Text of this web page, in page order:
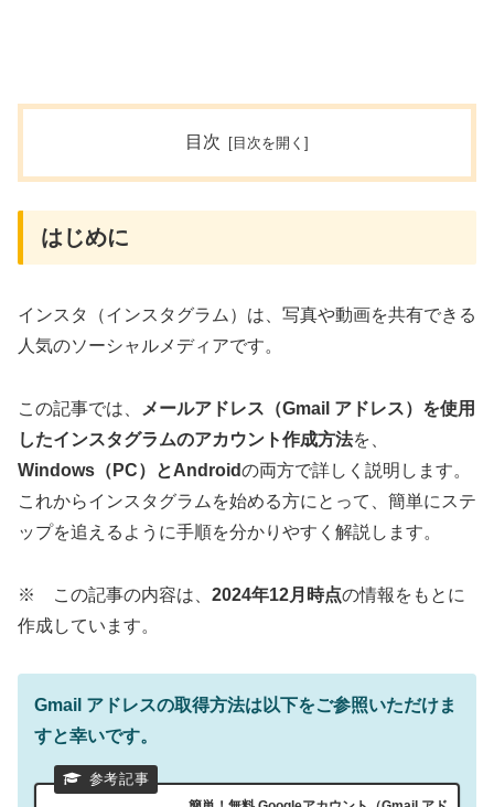
目次
はじめに
インスタ（インスタグラム）は、写真や動画を共有できる
人気のソーシャルメディアです。
この記事では、
メールアドレス（Gmail アドレス）を使用
したインスタグラムのアカウント作成方法を、
Windows（PC）
とAndroidの両方で詳しく説明します。
これからインスタグラムを始める方にとって、簡単にステ
ップを追えるように手順を分かりやすく解説します。
※ この記事の内容は、 2024年12月時点の情報をもとに
作成しています。
Gmail アドレスの取得方法は以下をご参照いただけま
すと幸いです。